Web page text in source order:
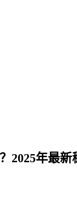
2025年最